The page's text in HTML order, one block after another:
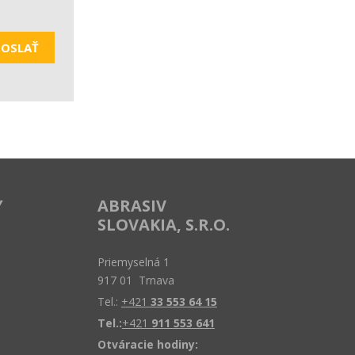
ABRASIV
SLOVAKIA, S.R.O.
Priemyselná 1
917 01 Trnava
Tel.: +421 33 553 64 15
Tel.:+421 911 553 641
Otváracie hodiny: